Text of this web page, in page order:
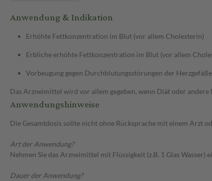
Anwendung & Indikation
Erhöhte Fettkonzentration im Blut (vor allem Cholesterin)
Erbliche erhöhte Fettkonzentration im Blut (vor allem
Vorbeugung gegen Durchblutungsstörungen der
Das Arzneimittel wird vor allem gegeben, wenn Diät oder
Anwendungshinweise
Die Gesamtdosis sollte nicht ohne Rücksprache mit einem Arzt
Art der Anwendung?
Nehmen Sie das Arzneimittel mit Flüssigkeit (z.B. 1 Glas Wasser)
Dauer der Anwendung?